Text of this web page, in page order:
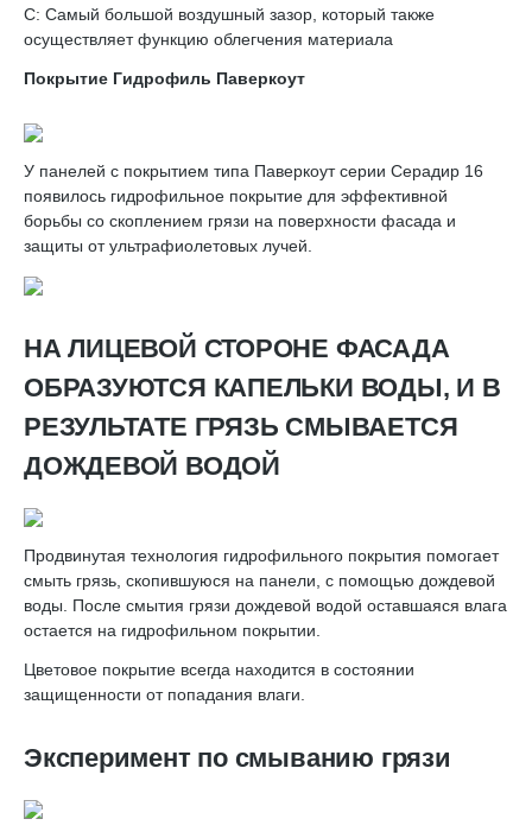
C: Самый большой воздушный зазор, который также
осуществляет функцию облегчения материала
Покрытие Гидрофиль Паверкоут
У панелей с покрытием типа Паверкоут серии Серадир 16
появилось гидрофильное покрытие для эффективной
борьбы со скоплением грязи на поверхности фасада и
защиты от ультрафиолетовых лучей.
НА ЛИЦЕВОЙ СТОРОНЕ ФАСАДА
ОБРАЗУЮТСЯ КАПЕЛЬКИ ВОДЫ, И В
РЕЗУЛЬТАТЕ ГРЯЗЬ СМЫВАЕТСЯ
ДОЖДЕВОЙ ВОДОЙ
Продвинутая технология гидрофильного покрытия помогает
смыть грязь, скопившуюся на панели, с помощью дождевой
воды. После смытия грязи дождевой водой оставшаяся влага
остается на гидрофильном покрытии.
Цветовое покрытие всегда находится в состоянии
защищенности от попадания влаги.
Эксперимент по смыванию грязи